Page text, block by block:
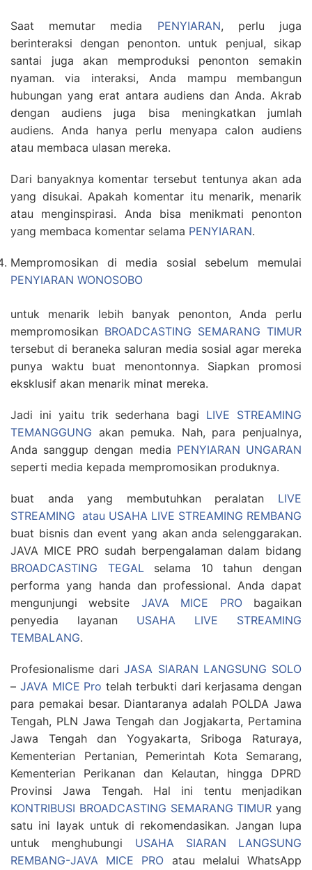
Saat memutar media PENYIARAN, perlu juga
berinteraksi dengan penonton. untuk penjual, sikap
santai juga akan memproduksi penonton semakin
nyaman. via interaksi, Anda mampu membangun
hubungan yang erat antara audiens dan Anda. Akrab
dengan audiens juga bisa meningkatkan jumlah
audiens. Anda hanya perlu menyapa calon audiens
atau membaca ulasan mereka.
Dari banyaknya komentar tersebut tentunya akan ada
yang disukai. Apakah komentar itu menarik, menarik
atau menginspirasi. Anda bisa menikmati penonton
yang membaca komentar selama PENYIARAN.
Mempromosikan di media sosial sebelum memulai
PENYIARAN WONOSOBO
untuk menarik lebih banyak penonton, Anda perlu
mempromosikan BROADCASTING SEMARANG TIMUR
tersebut di beraneka saluran media sosial agar mereka
punya waktu buat menontonnya. Siapkan promosi
eksklusif akan menarik minat mereka.
Jadi ini yaitu trik sederhana bagi LIVE STREAMING
TEMANGGUNG akan pemuka. Nah, para penjualnya,
Anda sanggup dengan media PENYIARAN UNGARAN
seperti media kepada mempromosikan produknya.
buat anda yang membutuhkan peralatan LIVE
STREAMING atau USAHA LIVE STREAMING REMBANG
buat bisnis dan event yang akan anda selenggarakan.
JAVA MICE PRO sudah berpengalaman dalam bidang
BROADCASTING TEGALselama 10 tahun dengan
performa yang handa dan professional. Anda dapat
mengunjungi website JAVA MICE PRObagaikan
penyedia layanan USAHA LIVE STREAMING
TEMBALANG.
Profesionalisme dariJASA SIARAN LANGSUNG SOLO
– JAVA MICE Pro telah terbukti dari kerjasama dengan
para pemakai besar. Diantaranya adalah POLDA Jawa
Tengah, PLN Jawa Tengah dan Jogjakarta, Pertamina
Jawa Tengah dan Yogyakarta, Sriboga Raturaya,
Kementerian Pertanian, Pemerintah Kota Semarang,
Kementerian Perikanan dan Kelautan, hingga DPRD
Provinsi Jawa Tengah. Hal ini tentu menjadikan
KONTRIBUSI BROADCASTING SEMARANG TIMUR yang
satu ini layak untuk di rekomendasikan. Jangan lupa
untuk menghubungi USAHA SIARAN LANGSUNG
REMBANG-JAVA MICE PRO atau melalui WhatsApp